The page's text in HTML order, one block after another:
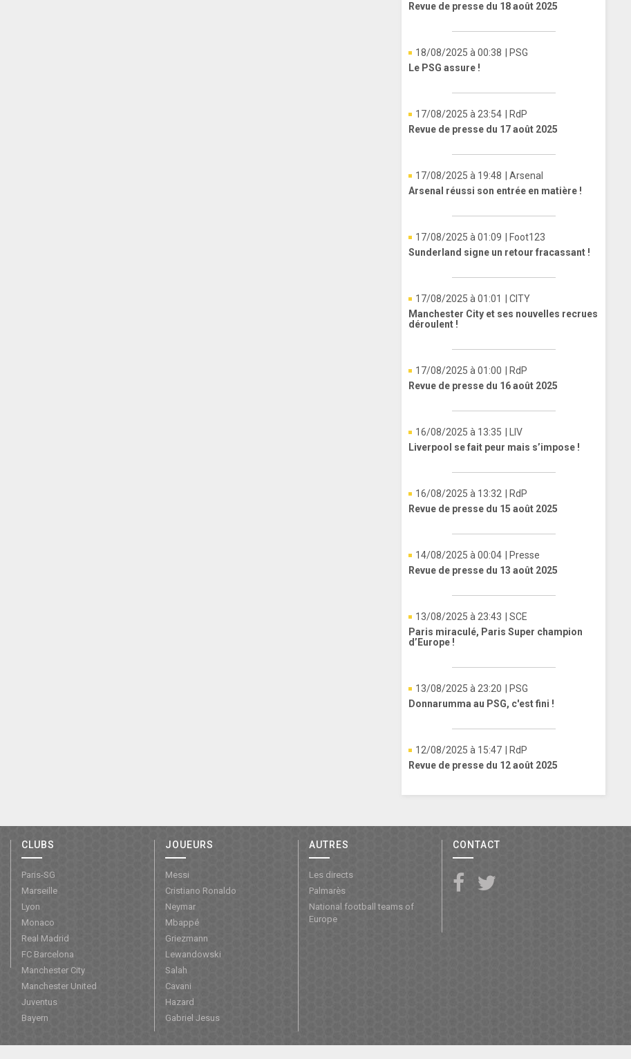
Revue de presse du 18 août 2025
18/08/2025 à 00:38
| PSG
Le PSG assure !
17/08/2025 à 23:54
| RdP
Revue de presse du 17 août 2025
17/08/2025 à 19:48
| Arsenal
Arsenal réussi son entrée en matière !
17/08/2025 à 01:09
| Foot123
Sunderland signe un retour fracassant !
17/08/2025 à 01:01
| CITY
Manchester City et ses nouvelles recrues
déroulent !
17/08/2025 à 01:00
| RdP
Revue de presse du 16 août 2025
16/08/2025 à 13:35
| LIV
Liverpool se fait peur mais s’impose !
16/08/2025 à 13:32
| RdP
Revue de presse du 15 août 2025
14/08/2025 à 00:04
| Presse
Revue de presse du 13 août 2025
13/08/2025 à 23:43
| SCE
Paris miraculé, Paris Super champion
d’Europe !
13/08/2025 à 23:20
| PSG
Donnarumma au PSG, c'est fini !
12/08/2025 à 15:47
| RdP
Revue de presse du 12 août 2025
CLUBS
Paris-SG
Marseille
Lyon
Monaco
Real Madrid
FC Barcelona
Manchester City
Manchester United
Juventus
Bayern
JOUEURS
Messi
Cristiano Ronaldo
Neymar
Mbappé
Griezmann
Lewandowski
Salah
Cavani
Hazard
Gabriel Jesus
AUTRES
Les directs
Palmarès
National football teams of
Europe
CONTACT